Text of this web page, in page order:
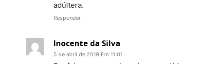
adúltera.
Responder
Inocente da Silva
5 de abril de 2019 Em 11:01